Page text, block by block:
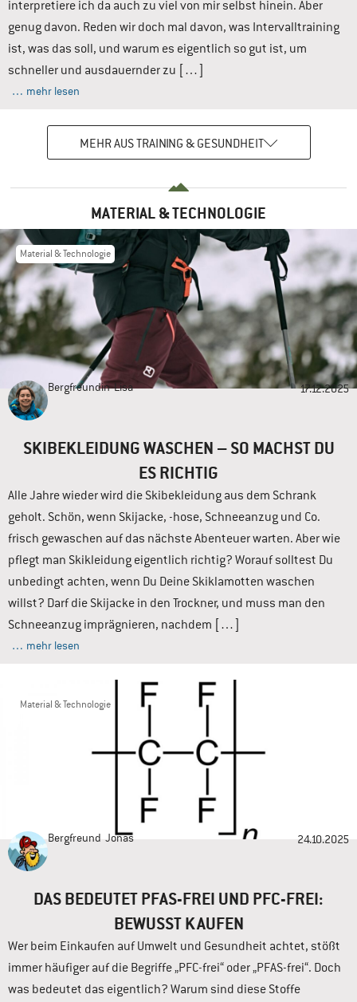
interpretiere ich da auch zu viel von mir selbst hinein. Aber
genug davon. Reden wir doch mal davon, was Intervalltraining
ist, was das soll, und warum es eigentlich so gut ist, um
schneller und ausdauernder zu […]
… mehr lesen
MEHR AUS TRAINING & GESUNDHEIT
MATERIAL & TECHNOLOGIE
Material & Technologie
Bergfreundin Lisa 17.12.2025
SKIBEKLEIDUNG WASCHEN – SO MACHST DU
ES RICHTIG
Alle Jahre wieder wird die Skibekleidung aus dem Schrank
geholt. Schön, wenn Skijacke, -hose, Schneeanzug und Co.
frisch gewaschen auf das nächste Abenteuer warten. Aber wie
pflegt man Skikleidung eigentlich richtig? Worauf solltest Du
unbedingt achten, wenn Du Deine Skiklamotten waschen
willst? Darf die Skijacke in den Trockner, und muss man den
Schneeanzug imprägnieren, nachdem […]
… mehr lesen
Material & Technologie
Bergfreund Jonas 24.10.2025
DAS BEDEUTET PFAS-FREI UND PFC-FREI:
BEWUSST KAUFEN
Wer beim Einkaufen auf Umwelt und Gesundheit achtet, stößt
immer häufiger auf die Begriffe „PFC-frei“ oder „PFAS-frei“. Doch
was bedeutet das eigentlich? Warum sind diese Stoffe